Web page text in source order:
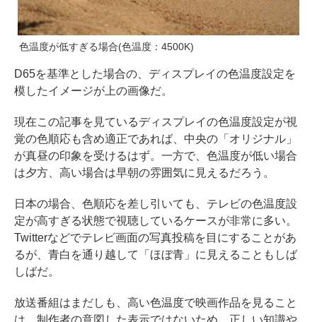
色温度が低すぎる場合(色温度：4500K)
D65を基準とした場合の、ディスプレイの色温度設定を
模したイメージが上の画像だ。
現在この記事を見ているディスプレイの⾊温度設定が視
覚の色順応も含め適正であれば、中央の「オリジナル」
が真昼の印象を受けるはず。一方で、色温度が低い場合
は夕方、高い場合は早朝の雰囲気に見えるだろう。
日本の場合、色順応を差し引いても、テレビの色温度設
定が高すぎる状態で視聴しているケースが非常に多い。
Twitterなどでテレビ画面の写真投稿を目にすることがあ
るが、青白を通り越して「ほぼ青」に見えることもしば
しばだ。
放送番組はまだしも、高い色温度で映画作品を見ること
は、制作者の意図した表示ではないため、正しい知識や